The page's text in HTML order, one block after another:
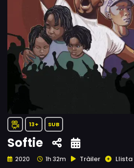
13+ SUB
Softie
2020 1h 32m Tràiler Llista